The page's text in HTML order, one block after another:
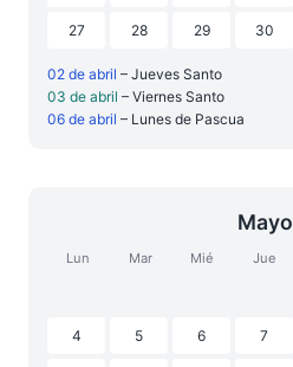
27 28 29 30
02 de abril – Jueves Santo
03 de abril – Viernes Santo
06 de abril – Lunes de Pascua
Mayo
Lun Mar Mié Jue
4 5 6 7